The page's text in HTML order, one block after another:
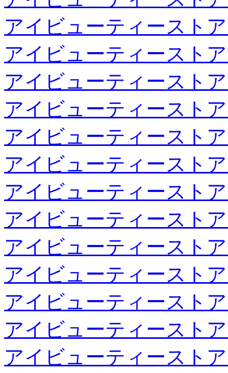
アイビューティースト
アイビューティースト
アイビューティースト
アイビューティースト
アイビューティースト
アイビューティースト
アイビューティースト
アイビューティースト
アイビューティースト
アイビューティースト
アイビューティースト
アイビューティースト
アイビューティースト